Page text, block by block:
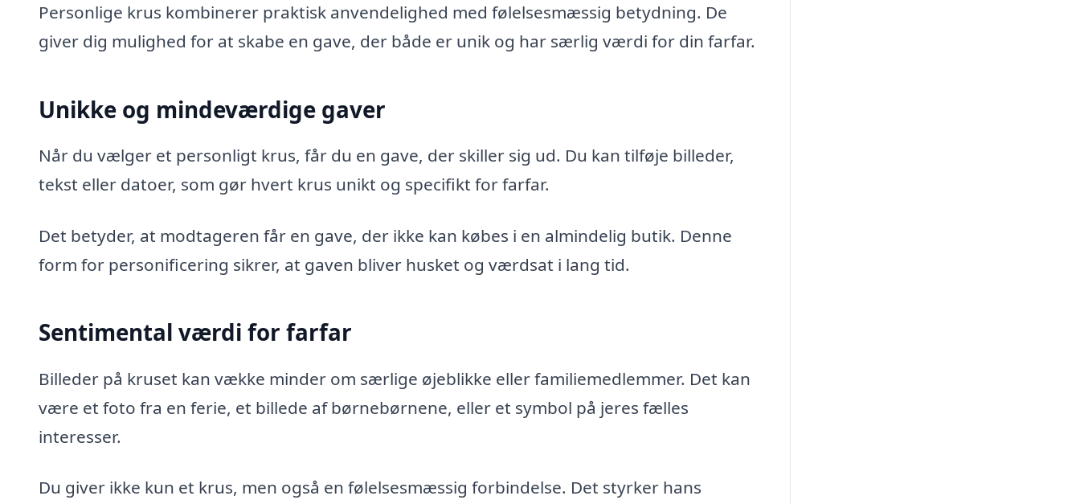
Personlige krus kombinerer praktisk anvendelighed med følelsesmæssig betydning. De
giver dig mulighed for at skabe en gave, der både er unik og har særlig værdi for din farfar.
Unikke og mindeværdige gaver
Når du vælger et personligt krus, får du en gave, der skiller sig ud. Du kan tilføje billeder,
tekst eller datoer, som gør hvert krus unikt og specifikt for farfar.
Det betyder, at modtageren får en gave, der ikke kan købes i en almindelig butik. Denne
form for personificering sikrer, at gaven bliver husket og værdsat i lang tid.
Sentimental værdi for farfar
Billeder på kruset kan vække minder om særlige øjeblikke eller familiemedlemmer. Det kan
være et foto fra en ferie, et billede af børnebørnene, eller et symbol på jeres fælles
interesser.
Du giver ikke kun et krus, men også en følelsesmæssig forbindelse. Det styrker hans